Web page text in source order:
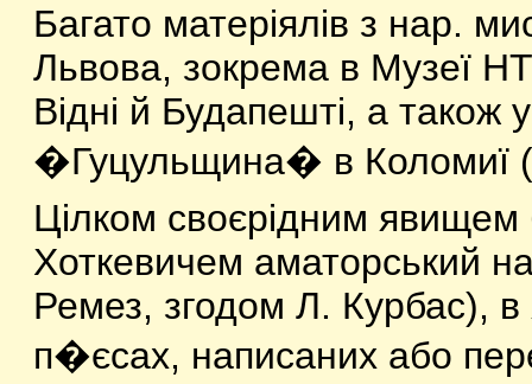
Багато матеріялів з нар.
Львова, зокрема в Музеї
Відні й Будапешті, а також
�Гуцульщина� в Коломиї
Цілком своєрідним явищем
Хоткевичем аматорський
Ремез, згодом Л. Курбас),
п�єсах, написаних або